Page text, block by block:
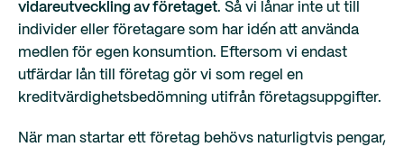
vidareutveckling av företaget. Så vi lånar inte ut till
individer eller företagare som har idén att använda
medlen för egen konsumtion. Eftersom vi endast
utfärdar lån till företag gör vi som regel en
kreditvärdighetsbedömning utifrån företagsuppgifter.
När man startar ett företag behövs naturligtvis pengar,